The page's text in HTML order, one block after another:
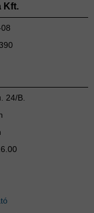
Kft.
24/B.